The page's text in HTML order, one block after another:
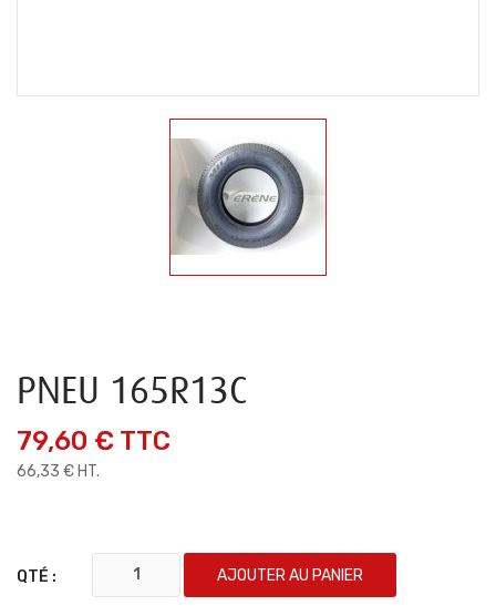
PNEU 165R13C
79,60 € TTC
66,33 € HT.
QTÉ : AJOUTER AU PANIER